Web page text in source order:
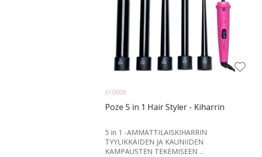
610008
Poze 5 in 1 Hair Styler - Kiharrin
5 in 1 -AMMATTILAISKIHARRIN
TYYLIKKÄIDEN JA KAUNIIDEN
KAMPAUSTEN TEKEMISEEN ...